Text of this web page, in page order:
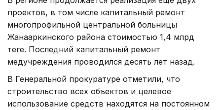
проектов, в том числе капитальный ремонт
многопрофильной центральной больницы
Жанааркинского района стоимостью 1,4 млрд
теңге. Последний капитальный ремонт
медучреждения проводился десять лет назад.
В Генеральной прокуратуре отметили, что
строительство всех объектов и целевое
использование средств находятся на постоянном